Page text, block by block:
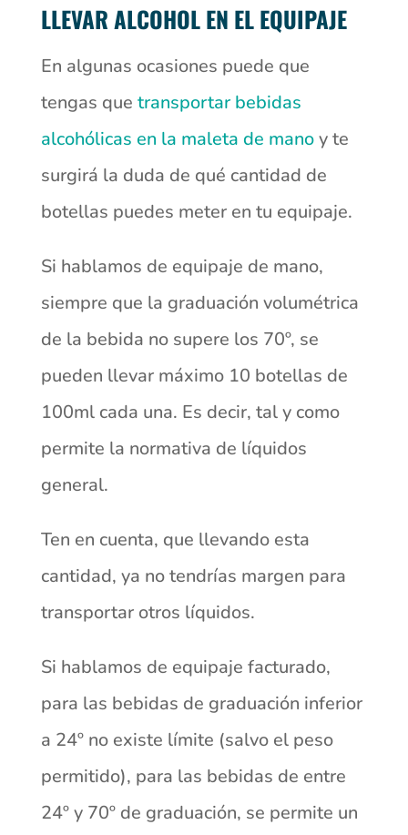
LLEVAR ALCOHOL EN EL EQUIPAJE
En algunas ocasiones puede que
tengas que transportar bebidas
alcohólicas en la maleta de manoy te
surgirá la duda de qué cantidad de
botellas puedes meter en tu equipaje.
Si hablamos de equipaje de mano,
siempre que la graduación volumétrica
de la bebida no supere los 70º, se
pueden llevar máximo 10 botellas de
100ml cada una. Es decir, tal y como
permite la normativa de líquidos
general.
Ten en cuenta, que llevando esta
cantidad, ya no tendrías margen para
transportar otros líquidos.
Si hablamos de equipaje facturado,
para las bebidas de graduación inferior
a 24º no existe límite (salvo el peso
permitido), para las bebidas de entre
24º y 70º de graduación, se permite un